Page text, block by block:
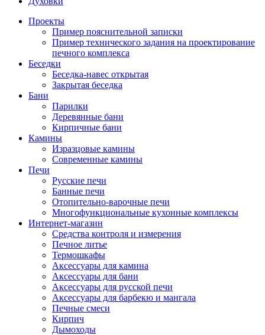
Проекты
Пример пояснительной записки
Пример технического задания на проектирование
печного комплекса
Беседки
Беседка-навес открытая
Закрытая беседка
Бани
Парилки
Деревянные бани
Кирпичные бани
Камины
Изразцовые камины
Современные камины
Печи
Русские печи
Банные печи
Отопительно-варочные печи
Многофункциональные кухонные комплексы
Интернет-магазин
Средства контроля и измерения
Печное литье
Термошкафы
Аксессуары для камина
Аксессуары для бани
Аксессуары для русской печи
Аксессуары для барбекю и мангала
Печные смеси
Кирпич
Дымоходы